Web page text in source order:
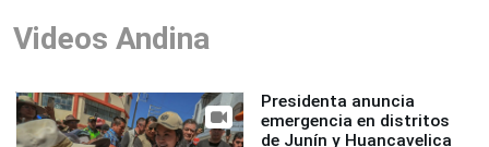
Videos Andina
Presidenta anuncia
emergencia en distritos
de Junín y Huancavelica